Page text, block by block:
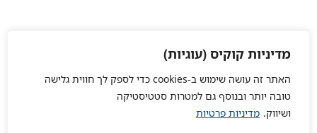
מדיניות קוקיס (עוגיות)
האתר זה עושה שימוש ב-cookies כדי לספק לך חווית גלישה
טובה יותר ובנוסף גם למטרות סטטיסטיקה
ושיווק. מדיניות פרטיות